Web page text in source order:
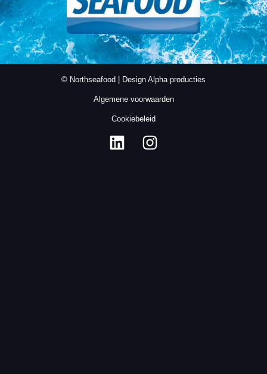
© Northseafood | Design Alpha producties
Algemene voorwaarden
Cookiebeleid